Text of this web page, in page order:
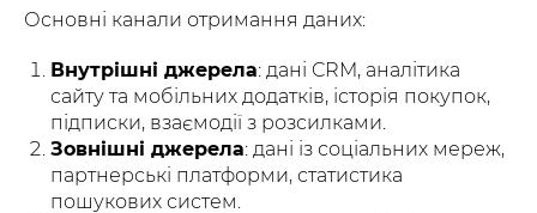
Основні канали отримання даних:
Внутрішні джерела: дані CRM, аналітика
сайту та мобільних додатків, історія покупок,
підписки, взаємодії з розсилками.
Зовнішні джерела: дані із соціальних мереж,
партнерські платформи, статистика
пошукових систем.